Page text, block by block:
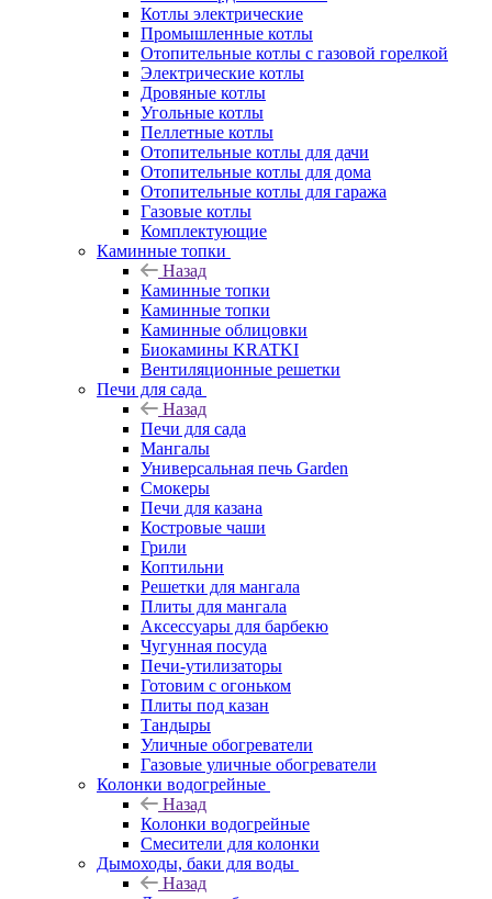
Котлы электрические
Промышленные котлы
Отопительные котлы с газовой горелкой
Электрические котлы
Дровяные котлы
Угольные котлы
Пеллетные котлы
Отопительные котлы для дачи
Отопительные котлы для дома
Отопительные котлы для гаража
Газовые котлы
Комплектующие
Каминные топки
Назад
Каминные топки
Каминные топки
Каминные облицовки
Биокамины KRATKI
Вентиляционные решетки
Печи для сада
Назад
Печи для сада
Мангалы
Универсальная печь Garden
Смокеры
Печи для казана
Костровые чаши
Грили
Коптильни
Решетки для мангала
Плиты для мангала
Аксессуары для барбекю
Чугунная посуда
Печи-утилизаторы
Готовим с огоньком
Плиты под казан
Тандыры
Уличные обогреватели
Газовые уличные обогреватели
Колонки водогрейные
Назад
Колонки водогрейные
Смесители для колонки
Дымоходы, баки для воды
Назад